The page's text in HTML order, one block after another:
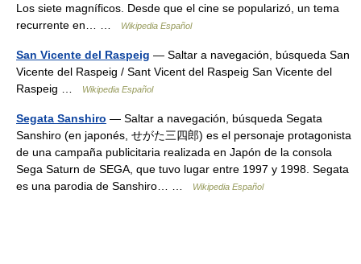
Los siete magníficos. Desde que el cine se popularizó, un tema
recurrente en… …
Wikipedia Español
San Vicente del Raspeig — Saltar a navegación, búsqueda San
Vicente del Raspeig / Sant Vicent del Raspeig San Vicente del
Raspeig …
Wikipedia Español
Segata Sanshiro — Saltar a navegación, búsqueda Segata
Sanshiro (en japonés, せがた三四郎) es el personaje protagonista
de una campaña publicitaria realizada en Japón de la consola
Sega Saturn de SEGA, que tuvo lugar entre 1997 y 1998. Segata
es una parodia de Sanshiro… …
Wikipedia Español